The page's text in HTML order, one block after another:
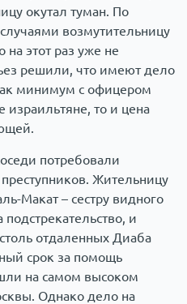
окутал туман. По
возмутительницу
на этот раз уже не
решили, что имеют дело
минимум с офицером
израильтяне, то и цена
потребовали
Жительницу
Макат – сестру видного
и
отдаленных Диаба
срок за помощь
на самом высоком
Однако дело на